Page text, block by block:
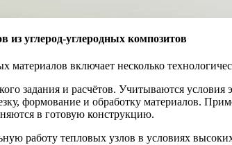
углерод-углеродных композитов
материалов включает несколько
задания и расчётов. Учитываются
формование и обработку материалов.
в готовую конструкцию.
работу тепловых узлов в условиях